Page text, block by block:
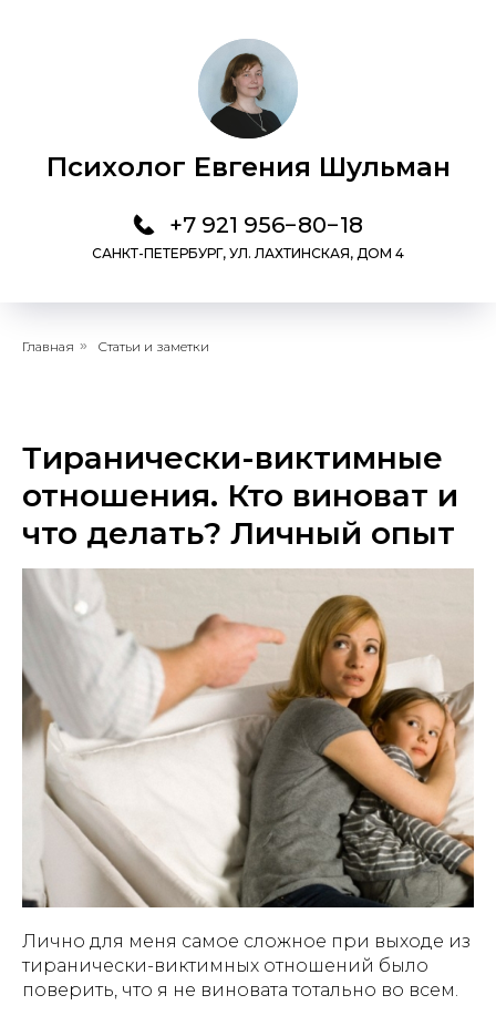
Психолог Евгения Шульман
+7 921 956−80−18
САНКТ-ПЕТЕРБУРГ, УЛ. ЛАХТИНСКАЯ, ДОМ 4
Главная » Статьи и заметки
Тиранически-виктимные
отношения. Кто виноват и
что делать? Личный опыт
Лично для меня самое сложное при выходе из
тиранически-виктимных отношений было
поверить, что я не виновата тотально во всем.